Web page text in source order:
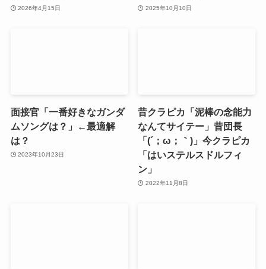
2026年4月15日 2025年10月10日
面接官「一番好きなガンダ
ムソングは？」←最適解
は？
2023年10月23日
昔クラピカ「泥棒の念能力
なんてサイテー」昔団長
「(´；ω；｀)」今クラピカ
「はいステルスドルフィ
ン」
2022年11月8日